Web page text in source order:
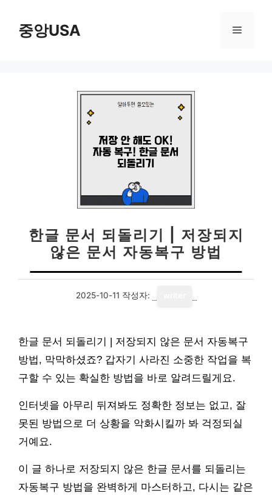
중앙USA 메
한글 문서 되돌리기 | 저장되지
않은 문서 자동복구 방법
2025-10-11 작성자:
한글 문서 되돌리기 | 저장되지 않은 문서 자동복구
방법, 막막하셨죠? 갑자기 사라진 소중한 작업을 복
구할 수 있는 확실한 방법을 바로 알려드릴게요.
인터넷을 아무리 뒤져봐도 정확한 정보는 없고, 잘
못된 방법으로 더 상황을 악화시킬까 봐 걱정되실
거예요.
이 글 하나로 저장되지 않은 한글 문서를 되돌리는
자동복구 방법을 완벽하게 마스터하고, 다시는 같은